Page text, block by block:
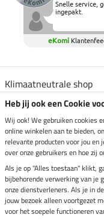
Snelle service,
ingepakt.
eKomi
Klimaatneutrale shop
Verzending per
Veilig betalen met
Heb jij ook een Cookie
Wij ook! We gebruiken cookies
online winkelen aan te bieden,
relevante producten voor jou en
over onze gebruikers en hoe zij
Als je op "Alles toestaan" klikt,
bijbehorende verwerking van je
onze dienstverleners. Als je in
jouw bezoek alleen voortgezet
voor het soepele functioneren